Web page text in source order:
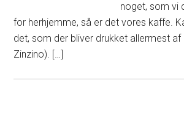
noget, som vi
for herhjemme, så er det vores kaffe.
det, som der bliver drukket allermest af
Zinzino). […]